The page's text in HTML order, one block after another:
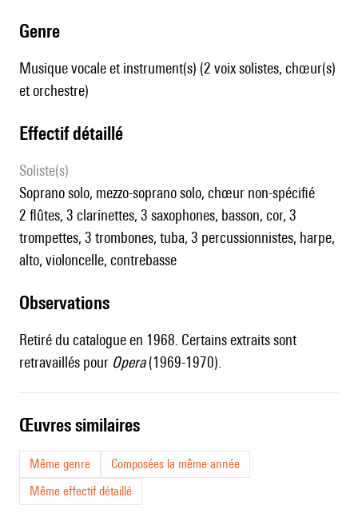
genre
Musique vocale et instrument(s) (2 voix solistes, chœur(s)
et orchestre)
effectif détaillé
Soliste(s)
soprano solo, mezzo-soprano solo, chœur non-spécifié
2 flûtes, 3 clarinettes, 3 saxophones, basson, cor, 3
trompettes, 3 trombones, tuba, 3 percussionnistes, harpe,
alto, violoncelle, contrebasse
observations
Retiré du catalogue en 1968. Certains extraits sont
retravaillés pour Opera(1969-1970).
œuvres similaires
Même genre
Composées la même année
Même effectif détaillé